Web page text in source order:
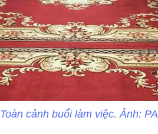
Toàn cảnh buổi làm việc. Ảnh: PA